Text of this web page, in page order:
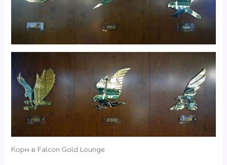
Корм в Falcon Gold Lounge